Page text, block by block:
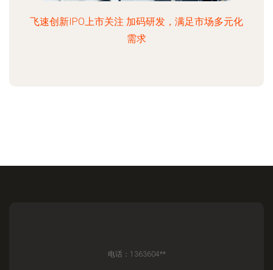
飞速创新IPO上市关注 加码研发，满足市场多元化
需求
电话：1363604**